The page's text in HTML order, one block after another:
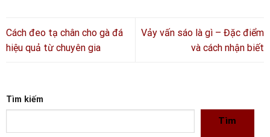
Cách đeo tạ chân cho gà đá
hiệu quả từ chuyên gia
Vảy vấn sáo là gì – Đặc điểm
và cách nhận biết
Tìm kiếm
Tìm